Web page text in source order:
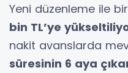
Yeni düzenleme ile
bin TL’ye
nakit avanslarda
süresinin 6 aya